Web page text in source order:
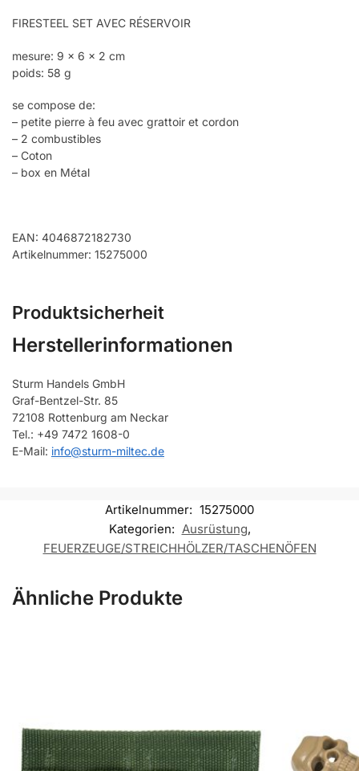
FIRESTEEL SET AVEC RÉSERVOIR
mesure: 9 x 6 x 2 cm
poids: 58 g
se compose de:
– petite pierre à feu avec grattoir et cordon
– 2 combustibles
– Coton
– box en Métal
EAN: 4046872182730
Artikelnummer: 15275000
Produktsicherheit
Herstellerinformationen
Sturm Handels GmbH
Graf-Bentzel-Str. 85
72108 Rottenburg am Neckar
Tel.: +49 7472 1608-0
E-Mail: info@sturm-miltec.de
Artikelnummer: 15275000
Kategorien: Ausrüstung,
FEUERZEUGE/STREICHHÖLZER/TASCHENÖFEN
Ähnliche Produkte